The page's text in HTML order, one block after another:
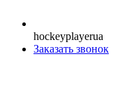
hockeyplayerua
Заказать звонок